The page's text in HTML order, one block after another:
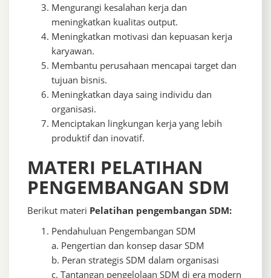
Mengurangi kesalahan kerja dan
meningkatkan kualitas output.
Meningkatkan motivasi dan kepuasan kerja
karyawan.
Membantu perusahaan mencapai target dan
tujuan bisnis.
Meningkatkan daya saing individu dan
organisasi.
Menciptakan lingkungan kerja yang lebih
produktif dan inovatif.
MATERI PELATIHAN
PENGEMBANGAN SDM
Berikut materi Pelatihan pengembangan SDM:
Pendahuluan Pengembangan SDM
a. Pengertian dan konsep dasar SDM
b. Peran strategis SDM dalam organisasi
c. Tantangan pengelolaan SDM di era modern